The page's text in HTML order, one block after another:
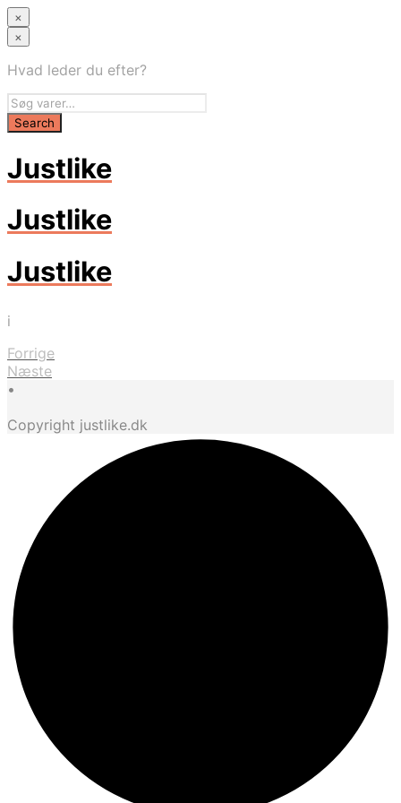
×
×
Hvad leder du efter?
Justlike
Justlike
Justlike
i
Forrige
Næste
•
Copyright justlike.dk